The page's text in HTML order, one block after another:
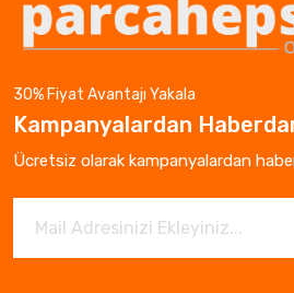
30% Fiyat Avantajı Yakala
Kampanyalardan
Ücretsiz olarak kampanyalardan